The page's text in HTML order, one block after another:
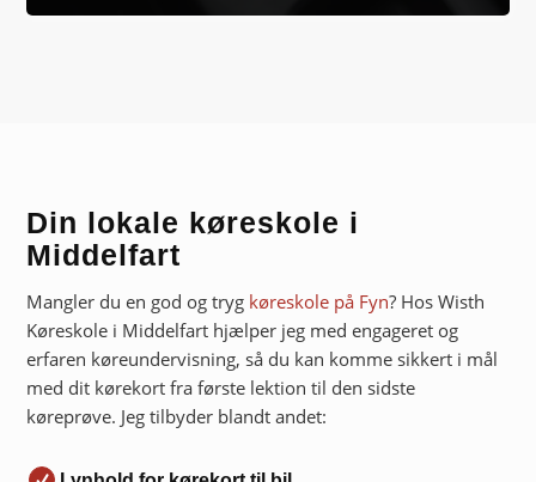
Din lokale køreskole i
Middelfart
Mangler du en god og tryg køreskole på Fyn? Hos Wisth
Køreskole i Middelfart hjælper jeg med engageret og
erfaren køreundervisning, så du kan komme sikkert i mål
med dit kørekort fra første lektion til den sidste
køreprøve. Jeg tilbyder blandt andet: